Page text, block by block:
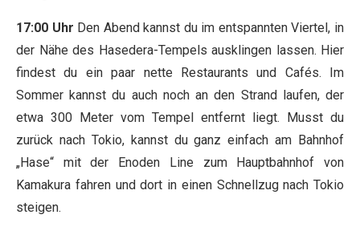
17:00 Uhr Den Abend kannst du im entspannten Viertel, in
der Nähe des Hasedera-Tempels ausklingen lassen. Hier
findest du ein paar nette Restaurants und Cafés. Im
Sommer kannst du auch noch an den Strand laufen, der
etwa 300 Meter vom Tempel entfernt liegt. Musst du
zurück nach Tokio, kannst du ganz einfach am Bahnhof
„Hase“ mit der Enoden Line zum Hauptbahnhof von
Kamakura fahren und dort in einen Schnellzug nach Tokio
steigen.